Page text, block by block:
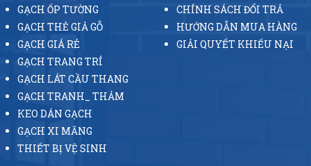
GẠCH ỐP TƯỜNG
GẠCH THẺ GIẢ GỖ
GẠCH GIÁ RẺ
GẠCH TRANG TRÍ
GẠCH LÁT CẦU THANG
GẠCH TRANH_ THẢM
KEO DÁN GẠCH
GẠCH XI MĂNG
THIẾT BỊ VỆ SINH
CHÍNH SÁCH ĐỔI TRẢ
HƯỚNG DẪN MUA HÀNG
GIẢI QUYẾT KHIẾU NẠI